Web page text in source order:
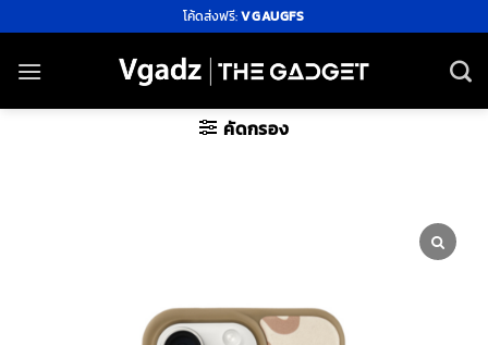
ไป
ยัง
โค้ดส่งฟรี:VGAUGFS
คัดกรอง